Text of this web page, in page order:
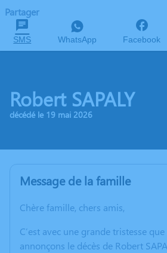
Partager
SMS WhatsApp Facebook
Robert SAPALY
décédé le 19 mai 2026
Message de la famille
Chère famille, chers amis,
C’est avec une grande tristesse
annonçons le décès de Robert